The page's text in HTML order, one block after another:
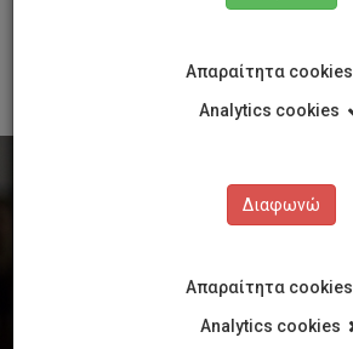
Απαραίτητα cookies
Analytics cookies
Διαφωνώ
Απαραίτητα cookies
Analytics cookies